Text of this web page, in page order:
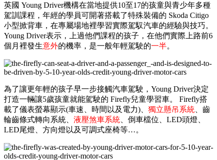
英國 Young Driver機構在當地提供10至17的孩童與青少年多種
駕訓課程，年經的學員可開著搭載了特殊裝備的 Skoda Citigo
小型掀背車，在專屬場地裡學習實際駕馭汽車的經驗與技巧。
Young Driver表示，上過他們課程的孩子，在他們實際上路前6
個月裡發生意外的機率，是一般年輕駕駛的一半。
為了讓更年輕的孩子早一步接觸汽車駕駛，Young Driver決定
打造一輛讓5歲孩童就能駕駛的 Firefly兒童學習車。 Firefly搭
載了儀表螢幕顯示(車速、時間以及電力)、 獨立懸吊系統 、齒
輪齒條式轉向系統、 液壓煞車系統 、倒車檔位、LED頭燈、
LED尾燈、方向燈以及可調式座椅等…。